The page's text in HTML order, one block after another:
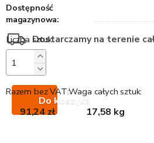
Dostępność
magazynowa:
Dostarczamy na terenie
Do koszyka
Waga całych sztuk:
17,58 kg
Razem bez VAT:
91,24 zł